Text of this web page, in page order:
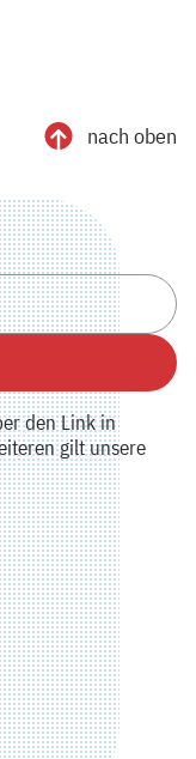
nach oben
den Link in
gilt unsere